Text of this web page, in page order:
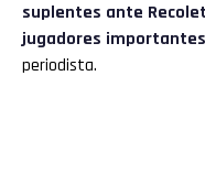
suplentes ante
jugadores
periodista.